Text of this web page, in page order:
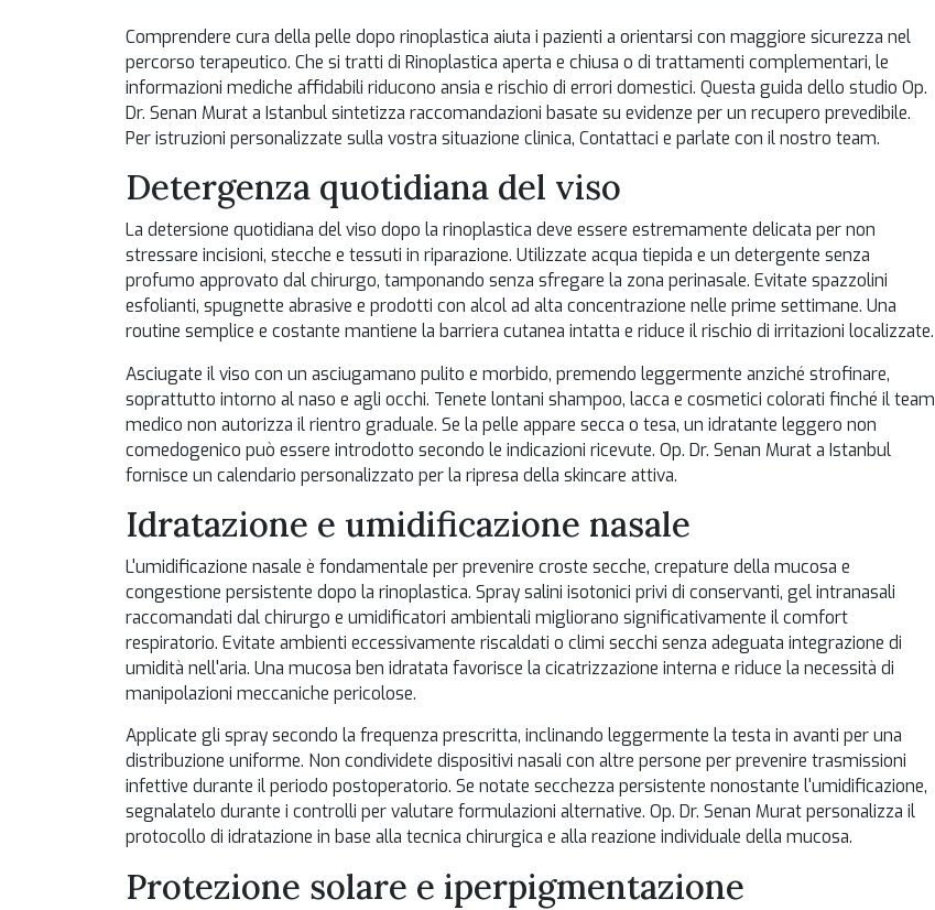
Comprendere cura della pelle dopo rinoplastica aiuta i pazienti a orientarsi con maggiore sicurezza nel
percorso terapeutico. Che si tratti di Rinoplastica aperta e chiusa o di trattamenti complementari, le
informazioni mediche affidabili riducono ansia e rischio di errori domestici. Questa guida dello studio Op.
Dr. Senan Murat a Istanbul sintetizza raccomandazioni basate su evidenze per un recupero prevedibile.
Per istruzioni personalizzate sulla vostra situazione clinica, Contattaci e parlate con il nostro team.
Detergenza quotidiana del viso
La detersione quotidiana del viso dopo la rinoplastica deve essere estremamente delicata per non
stressare incisioni, stecche e tessuti in riparazione. Utilizzate acqua tiepida e un detergente senza
profumo approvato dal chirurgo, tamponando senza sfregare la zona perinasale. Evitate spazzolini
esfolianti, spugnette abrasive e prodotti con alcol ad alta concentrazione nelle prime settimane. Una
routine semplice e costante mantiene la barriera cutanea intatta e riduce il rischio di irritazioni localizzate.
Asciugate il viso con un asciugamano pulito e morbido, premendo leggermente anziché strofinare,
soprattutto intorno al naso e agli occhi. Tenete lontani shampoo, lacca e cosmetici colorati finché il team
medico non autorizza il rientro graduale. Se la pelle appare secca o tesa, un idratante leggero non
comedogenico può essere introdotto secondo le indicazioni ricevute. Op. Dr. Senan Murat a Istanbul
fornisce un calendario personalizzato per la ripresa della skincare attiva.
Idratazione e umidificazione nasale
L'umidificazione nasale è fondamentale per prevenire croste secche, crepature della mucosa e
congestione persistente dopo la rinoplastica. Spray salini isotonici privi di conservanti, gel intranasali
raccomandati dal chirurgo e umidificatori ambientali migliorano significativamente il comfort
respiratorio. Evitate ambienti eccessivamente riscaldati o climi secchi senza adeguata integrazione di
umidità nell'aria. Una mucosa ben idratata favorisce la cicatrizzazione interna e riduce la necessità di
manipolazioni meccaniche pericolose.
Applicate gli spray secondo la frequenza prescritta, inclinando leggermente la testa in avanti per una
distribuzione uniforme. Non condividete dispositivi nasali con altre persone per prevenire trasmissioni
infettive durante il periodo postoperatorio. Se notate secchezza persistente nonostante l'umidificazione,
segnalatelo durante i controlli per valutare formulazioni alternative. Op. Dr. Senan Murat personalizza il
protocollo di idratazione in base alla tecnica chirurgica e alla reazione individuale della mucosa.
Protezione solare e iperpigmentazione